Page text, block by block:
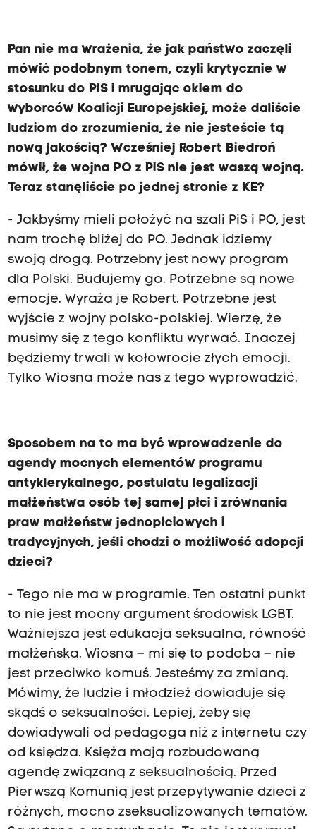
Pan nie ma wrażenia, że jak państwo zaczęli
mówić podobnym tonem, czyli krytycznie w
stosunku do PiS i mrugając okiem do
wyborców Koalicji Europejskiej, może daliście
ludziom do zrozumienia, że nie jesteście tą
nową jakością? Wcześniej Robert Biedroń
mówił, że wojna PO z PiS nie jest waszą wojną.
Teraz stanęliście po jednej stronie z KE?
- Jakbyśmy mieli położyć na szali PiS i PO, jest
nam trochę bliżej do PO. Jednak idziemy
swoją drogą. Potrzebny jest nowy program
dla Polski. Budujemy go. Potrzebne są nowe
emocje. Wyraża je Robert. Potrzebne jest
wyjście z wojny polsko-polskiej. Wierzę, że
musimy się z tego konfliktu wyrwać. Inaczej
będziemy trwali w kołowrocie złych emocji.
Tylko Wiosna może nas z tego wyprowadzić.
Sposobem na to ma być wprowadzenie do
agendy mocnych elementów programu
antyklerykalnego, postulatu legalizacji
małżeństwa osób tej samej płci i zrównania
praw małżeństw jednopłciowych i
tradycyjnych, jeśli chodzi o możliwość adopcji
dzieci?
- Tego nie ma w programie. Ten ostatni punkt
to nie jest mocny argument środowisk LGBT.
Ważniejsza jest edukacja seksualna, równość
małżeńska. Wiosna – mi się to podoba – nie
jest przeciwko komuś. Jesteśmy za zmianą.
Mówimy, że ludzie i młodzież dowiaduje się
skądś o seksualności. Lepiej, żeby się
dowiadywali od pedagoga niż z internetu czy
od księdza. Księża mają rozbudowaną
agendę związaną z seksualnością. Przed
Pierwszą Komunią jest przepytywanie dzieci z
różnych, mocno zseksualizowanych tematów.